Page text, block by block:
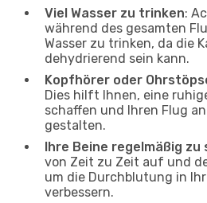
Viel Wasser zu trinken:
während des gesamten
Wasser zu trinken, da die
dehydrierend sein kann.
Kopfhörer oder
Dies hilft Ihnen, eine
schaffen und Ihren Flug
gestalten.
Ihre Beine regelmäßig zu
von Zeit zu Zeit auf und
um die Durchblutung in
verbessern.